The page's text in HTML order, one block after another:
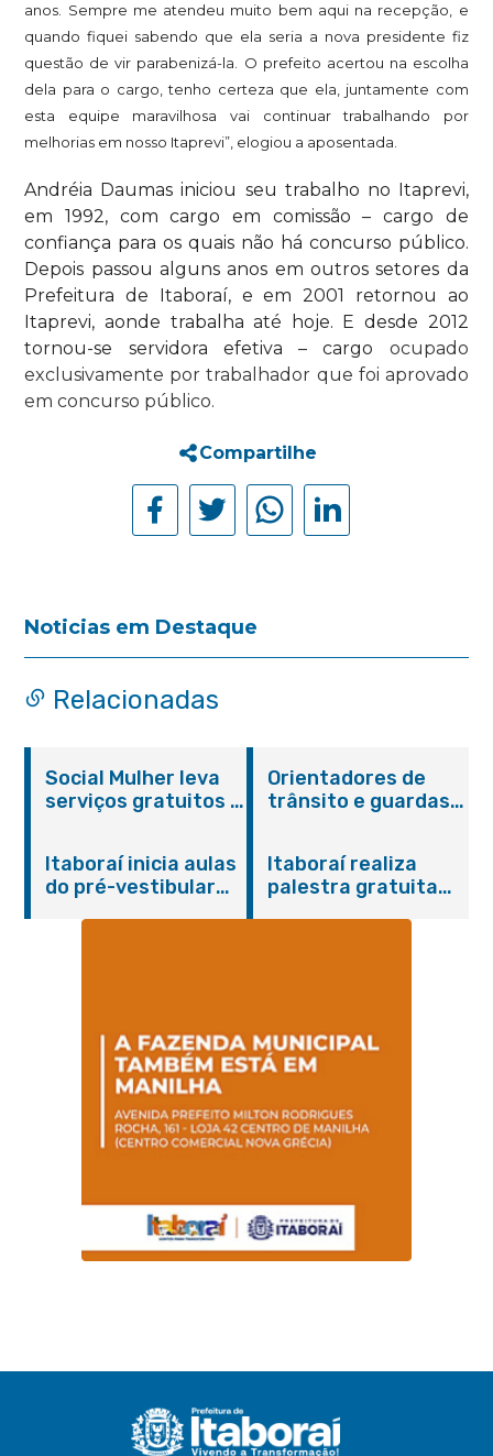
anos. Sempre me atendeu muito bem aqui na recepção, e
quando fiquei sabendo que ela seria a nova presidente fiz
questão de vir parabenizá-la. O prefeito acertou na escolha
dela para o cargo, tenho certeza que ela, juntamente com
esta equipe maravilhosa vai continuar trabalhando por
melhorias em nosso Itaprevi”, elogiou a aposentada.
Andréia Daumas iniciou seu trabalho no Itaprevi,
em 1992, comcargo em comissão – cargo de
confiança para os quais não há concurso público.
Depois passou alguns anos em outros setores da
Prefeitura de Itaboraí, e em 2001 retornou ao
Itaprevi, aonde trabalha até hoje. E desde 2012
tornou-se servidora efetiva – cargo ocupado
exclusivamente por trabalhador que foi aprovado
em concurso público.
Compartilhe
Noticias em Destaque
Relacionadas
Social Mulher leva
serviços gratuitos à
sexta-feira (07/08)
Orientadores de
trânsito e guardas
primeiros socorros
em Itaboraí
Itaboraí inicia aulas
do pré-vestibular
Itaboraí realiza
palestra gratuita